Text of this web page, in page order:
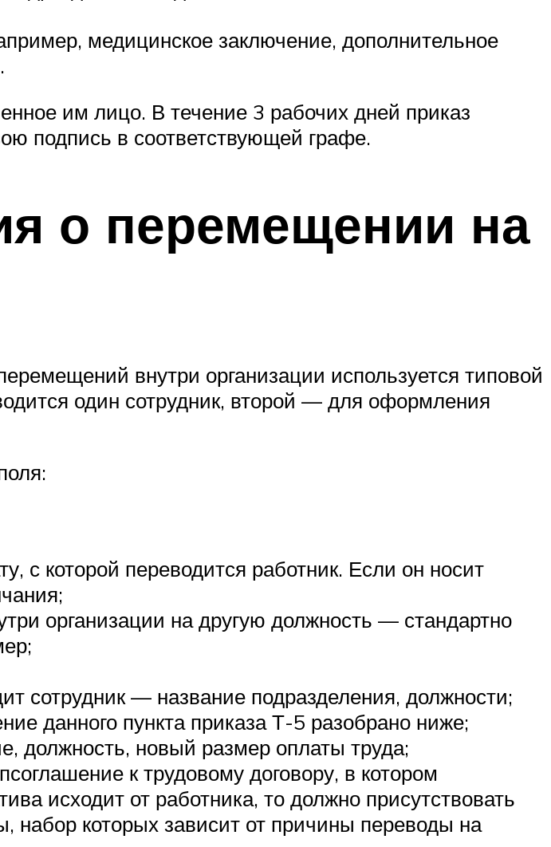
медицинское заключение, дополнительное
им лицо. В течение 3 рабочих дней приказ
подпись в соответствующей графе.
о перемещении на
внутри организации используется типовой
один сотрудник, второй — для оформления
с которой переводится работник. Если он носит
организации на другую должность — стандартно
сотрудник — название подразделения, должности;
данного пункта приказа Т-5 разобрано ниже;
должность, новый размер оплаты труда;
к трудовому договору, в котором
исходит от работника, то должно присутствовать
набор которых зависит от причины переводы на